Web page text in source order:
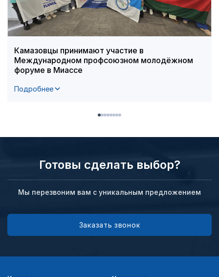
Камазовцы принимают участие в
Международном профсоюзном молодёжном
форуме в Миассе
Подробнее
Готовы сделать выбор?
Мы перезвоним вам с уникальным предложением
Заказать звонок